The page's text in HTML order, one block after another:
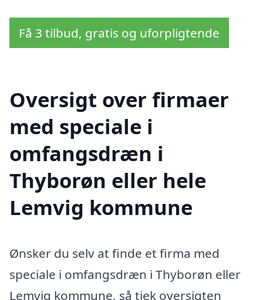
Få 3 tilbud, gratis og uforpligtende
Oversigt over firmaer
med speciale i
omfangsdræn i
Thyborøn eller hele
Lemvig kommune
Ønsker du selv at finde et firma med
speciale i omfangsdræn i Thyborøn eller
Lemvig kommune, så tjek oversigten